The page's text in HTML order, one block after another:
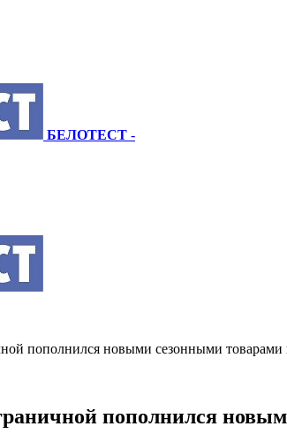
БЕЛОТЕСТ -
пополнился новыми сезонными товарами
пополнился